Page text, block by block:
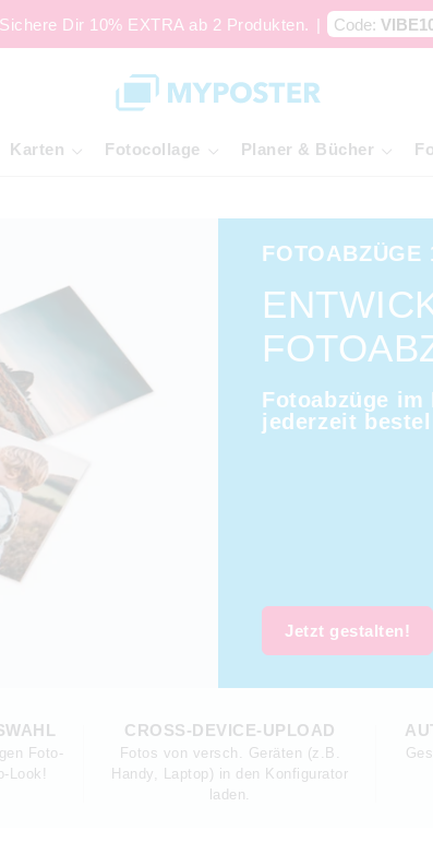
Dir 10% EXTRA ab 2 Produkten. | Code:
Karten Fotocollage Planer & Bücher
FOTOABZÜGE
Fotoabzüge
jederzeit
Jetzt gestalten!
Foto-
Look!
CROSS-DEVICE-UPLOAD
Fotos von versch. Geräten (z.B.
Handy, Laptop) in den Konfigurator
laden.